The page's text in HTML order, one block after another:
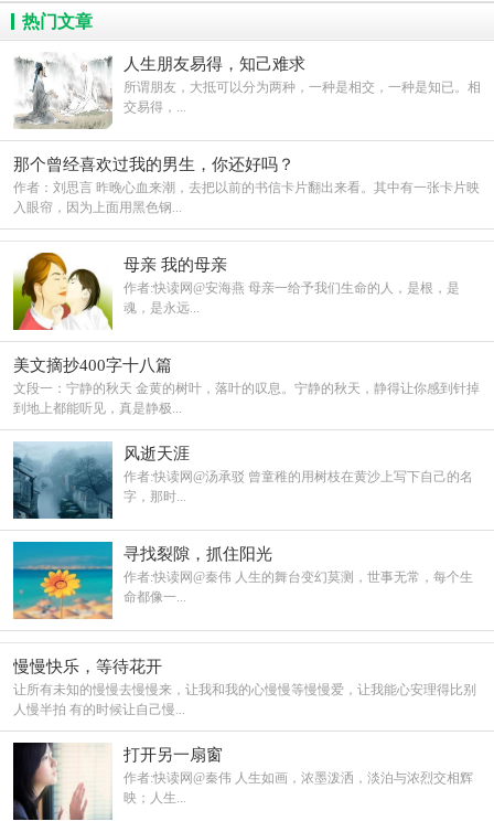
热门文章
人生朋友易得，知己难求
所谓朋友，大抵可以分为两种，一种是相交，一种是知已。相
交易得，...
那个曾经喜欢过我的男生，你还好吗？
作者：刘思言 昨晚心血来潮，去把以前的书信卡片翻出来看。其中有一张卡片映
入眼帘，因为上面用黑色钢...
母亲 我的母亲
作者:快读网@安海燕 母亲一给予我们生命的人，是根，是
魂，是永远...
美文摘抄400字十八篇
文段一：宁静的秋天 金黄的树叶，落叶的叹息。宁静的秋天，静得让你感到针掉
到地上都能听见，真是静极...
风逝天涯
作者:快读网@汤承驳 曾童稚的用树枝在黄沙上写下自己的名
字，那时...
寻找裂隙，抓住阳光
作者:快读网@秦伟 人生的舞台变幻莫测，世事无常，每个生
命都像一...
慢慢快乐，等待花开
让所有未知的慢慢去慢慢来，让我和我的心慢慢等慢慢爱，让我能心安理得比别
人慢半拍 有的时候让自己慢...
打开另一扇窗
作者:快读网@秦伟 人生如画，浓墨泼洒，淡泊与浓烈交相辉
映；人生...